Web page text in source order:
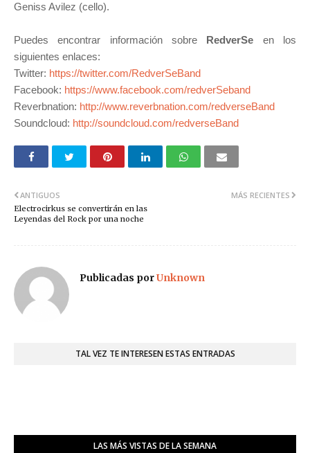
Geniss Avilez (cello).
Puedes encontrar información sobre RedverSe en los
siguientes enlaces:
Twitter: https://twitter.com/RedverSeBand
Facebook: https://www.facebook.com/redverSeband
Reverbnation: http://www.reverbnation.com/redverseBand
Soundcloud: http://soundcloud.com/redverseBand
MÁS RECIENTES
ANTIGUOS
Electrocirkus se convertirán en las
Leyendas del Rock por una noche
Publicadas porUnknown
TAL VEZ TE INTERESEN ESTAS ENTRADAS
LAS MÁS VISTAS DE LA SEMANA